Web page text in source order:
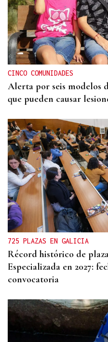
CINCO COMUNIDADES
Alerta por seis modelos
que pueden causar
725 PLAZAS EN GALICIA
Récord histórico de
Especializada en 2027:
convocatoria